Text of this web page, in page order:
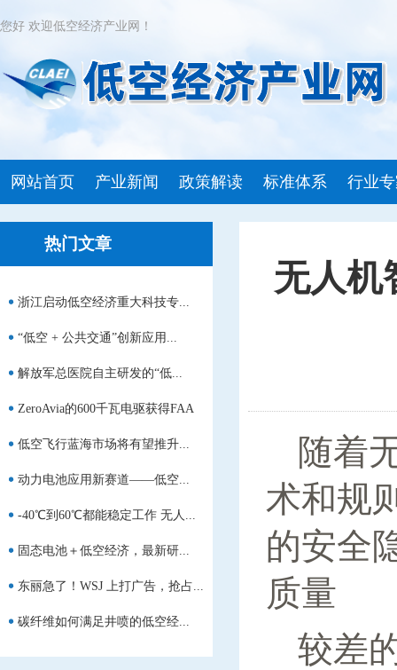
您好 欢迎低空经济产业网！
网站首页 产业新闻 政策解读 标准体系 行业
热门文章
浙江启动低空经济重大科技专...
“低空 + 公共交通”创新应用...
解放军总医院自主研发的“低...
ZeroAvia的600千瓦电驱获得FAA
的...
低空飞行蓝海市场将有望推升...
动力电池应用新赛道——低空...
-40℃到60℃都能稳定工作 无人...
固态电池＋低空经济，最新研...
东丽急了！WSJ 上打广告，抢占...
碳纤维如何满足井喷的低空经...
无人机
随着
术和规
的安全
质量
较差